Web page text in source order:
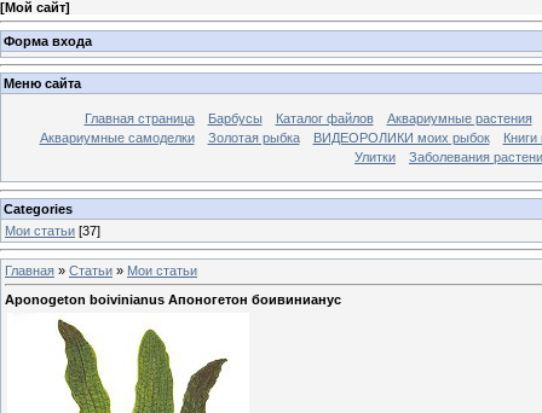
[Мой сайт]
Форма входа
Меню сайта
Главная страница Барбусы Каталог файлов
Аквариумные растения
Аквариумные самоделки
Золотая рыбка ВИДЕОРОЛИКИ моих рыбок
Улитки
Заболевания
Categories
Мои статьи [37]
Главная » Статьи » Мои статьи
Aponogeton boivinianus Апоногетон боивинианус